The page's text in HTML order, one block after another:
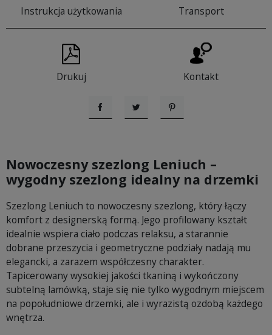
Instrukcja użytkowania Transport
Drukuj Kontakt
UdostępnijTweetujPinterest
Nowoczesny szezlong Leniuch –
wygodny szezlong idealny na drzemki
Szezlong Leniuch to nowoczesny szezlong, który łączy
komfort z designerską formą. Jego profilowany kształt
idealnie wspiera ciało podczas relaksu, a starannie
dobrane przeszycia i geometryczne podziały nadają mu
elegancki, a zarazem współczesny charakter.
Tapicerowany wysokiej jakości tkaniną i wykończony
subtelną lamówką, staje się nie tylko wygodnym miejscem
na popołudniowe drzemki, ale i wyrazistą ozdobą każdego
wnętrza.